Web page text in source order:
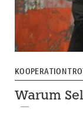
KOOPERATION
Warum